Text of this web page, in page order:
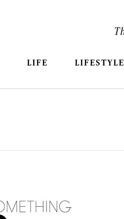
LIFE LIFESTYLE